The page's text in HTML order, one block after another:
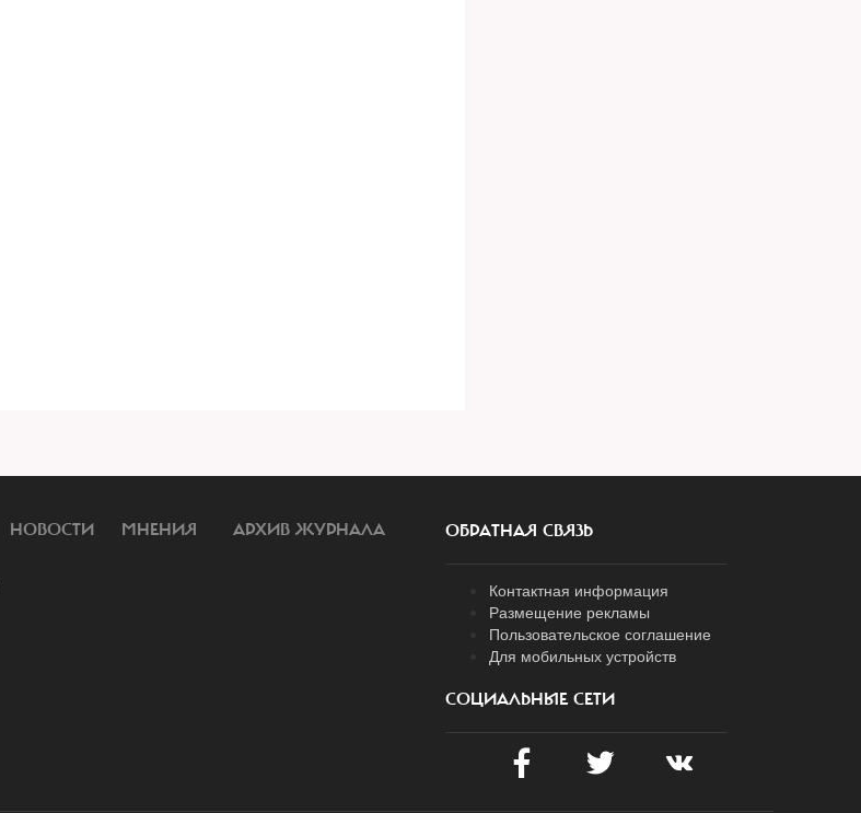
НОВОСТИ МНЕНИЯ АРХИВ ЖУРНАЛА ОБРАТНАЯ СВЯЗЬ
Контактная информация
Размещение рекламы
Пользовательское соглашение
Для мобильных устройств
СОЦИАЛЬНЫЕ СЕТИ